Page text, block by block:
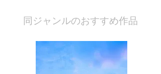
​同ジャンルのおすすめ作品